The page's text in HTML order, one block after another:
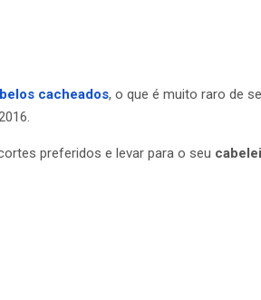
cacheados, o que é muito raro de
preferidos e levar para o seu